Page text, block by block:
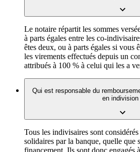
Le notaire répartit les sommes
à parts égales entre les co-
êtes deux, ou à parts égales si vous
les virements effectués depuis un
attribués à 100 % à celui qui les a
Qui est responsable du
en indivision
Tous les indivisaires sont
solidaires par la banque, quelle que
financement. Ils sont donc engagés